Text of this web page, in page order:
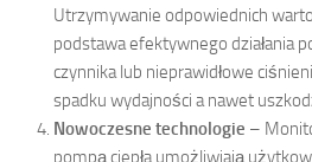
Utrzymywanie odpowiednich
podstawa efektywnego działania
czynnika lub nieprawidłowe
spadku wydajności a nawet
Nowoczesne technologie –
pompą ciepła umożliwiają